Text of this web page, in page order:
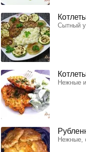
Сытный
Нежные и
Нежные,